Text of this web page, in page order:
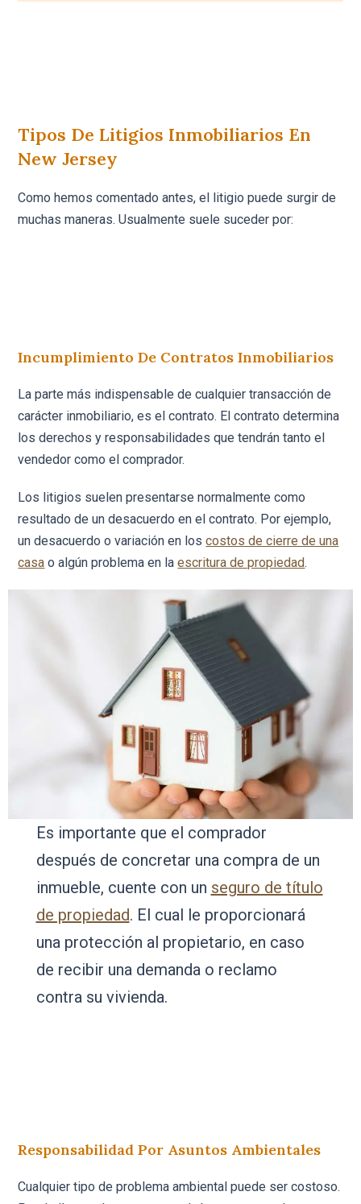
Tipos De Litigios Inmobiliarios En
New Jersey
Como hemos comentado antes, el litigio puede surgir de
muchas maneras. Usualmente suele suceder por:
Incumplimiento De Contratos Inmobiliarios
La parte más indispensable de cualquier transacción de
carácter inmobiliario, es el contrato. El contrato determina
los derechos y responsabilidades que tendrán tanto el
vendedor como el comprador.
Los litigios suelen presentarse normalmente como
resultado de un desacuerdo en el contrato. Por ejemplo,
un desacuerdo o variación en loscostos de cierre de una
casa o algún problema en laescritura de propiedad.
Es importante que el comprador
después de concretar una compra de un
inmueble, cuente con un seguro de título
de propiedad. El cual le proporcionará
una protección al propietario, en caso
de recibir una demanda o reclamo
contra su vivienda.
Responsabilidad Por Asuntos Ambientales
Cualquier tipo de problema ambiental puede ser costoso.